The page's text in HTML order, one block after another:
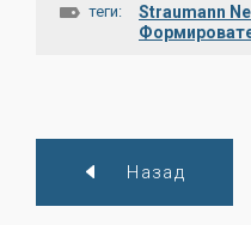
теги: Straumann
Назад